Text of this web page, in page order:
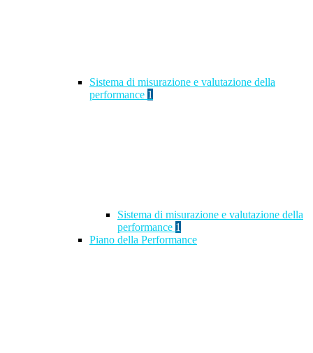
Sistema di misurazione e valutazione della
performance 1
Sistema di misurazione e valutazione della
performance 1
Piano della Performance